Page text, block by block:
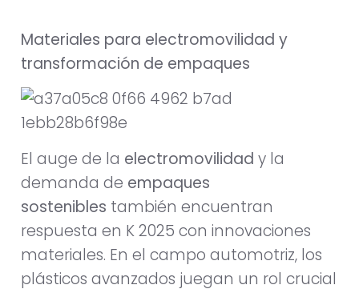
Materiales para electromovilidad y
transformación de empaques
El auge de la electromovilidad y la
demanda de empaques
sostenibles también encuentran
respuesta en K 2025 con innovaciones
materiales. En el campo automotriz, los
plásticos avanzados juegan un rol crucial